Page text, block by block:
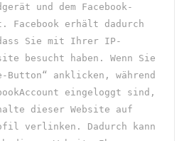
und dem Facebook-
Facebook erhält dadurch
Sie mit Ihrer IP-
besucht haben. Wenn Sie
Button“ anklicken, während
eingeloggt sind,
dieser Website auf
verlinken. Dadurch kann